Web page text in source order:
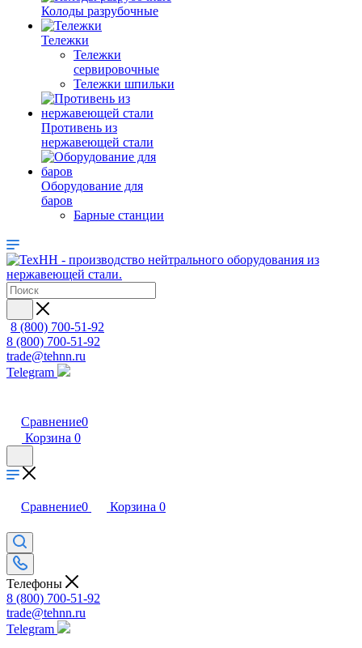
Колоды разрубочные
Тележки
Тележки
сервировочные
Тележки шпильки
Противень из
нержавеющей стали
Оборудование для
баров
Барные станции
8 (800) 700-51-92
8 (800) 700-51-92
trade@tehnn.ru
Telegram
Сравнение0
Корзина 0
Сравнение0 Корзина 0
Телефоны
8 (800) 700-51-92
trade@tehnn.ru
Telegram